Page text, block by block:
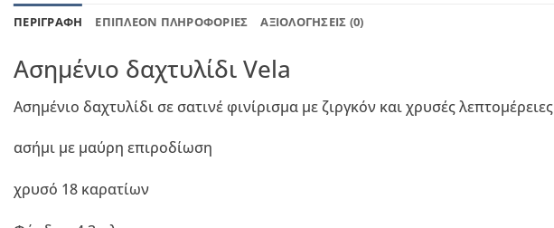
ΠΕΡΙΓΡΑΦΉ ΕΠΙΠΛΈΟΝ ΠΛΗΡΟΦΟΡΊΕΣ ΑΞΙΟΛΟΓΉΣΕΙΣ (0)
Ασημένιο δαχτυλίδι Vela
Ασημένιο δαχτυλίδι σε σατινέ φινίρισμα με ζιργκόν και χρυσές λεπτομέρειες
ασήμι με μαύρη επιροδίωση
χρυσό 18 καρατίων